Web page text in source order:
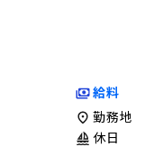
給料
勤務地
休日